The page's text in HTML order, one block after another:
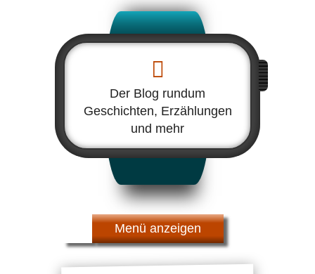
Der Blog rundum
Geschichten, Erzählungen
und mehr
Menü